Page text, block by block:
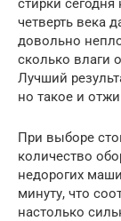
четверть века
довольно
сколько влаги
Лучший
но такое и
При выборе
количество
недорогих
минуту, что
настолько